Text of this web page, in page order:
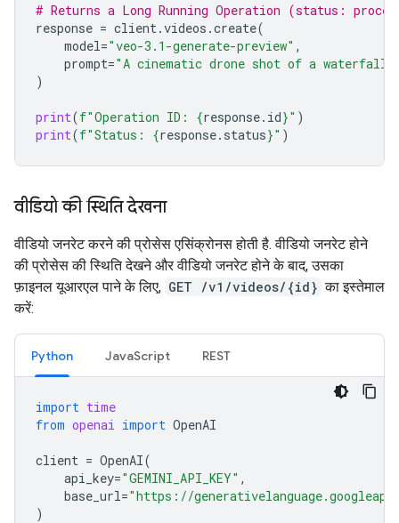
# Returns a Long Running Operation (status:
response = client.videos .create(
model="veo-3.1-generate-preview" ,
prompt="A cinematic drone shot of a waterfall"
)
print(f"Operation ID: {response. id}" )
print(f"Status: {response. status}" )
वीडियो की स्थिति देखना
वीडियो जनरेट करने की प्रोसेस एसिंक्रोनस होती है. वीडियो जनरेट होने
की प्रोसेस की स्थिति देखने और वीडियो जनरेट होने के बाद, उसका
फ़ाइनल यूआरएल पाने के लिए, GET /v1/videos/{id} का इस्तेमाल
करें:
Python JavaScript REST
import time
from openai import OpenAI
client = OpenAI(
api_key="GEMINI_API_KEY" ,
base_url="https://
)